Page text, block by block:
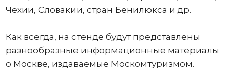
Чехии, Словакии, стран Бенилюкса и др.
Как всегда, на стенде будут представлены
разнообразные информационные материалы
о Москве, издаваемые Москомтуризмом.